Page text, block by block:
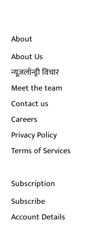
About
About Us
न्यूज़लॉन्ड्री विचार
Meet the team
Contact us
Careers
Privacy Policy
Terms of Services
Subscription
Subscribe
Account Details